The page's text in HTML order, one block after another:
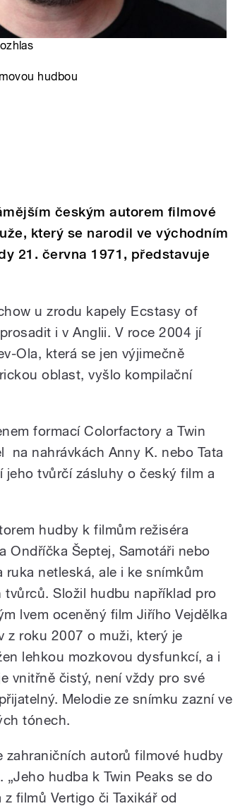
hudbou
českým autorem filmové
který se narodil ve východním
21. června 1971, představuje
u zrodu kapely Ecstasy of
i v Anglii. V roce 2004 jí
Ola, která se jen výjimečně
oblast, vyšlo kompilační
formací Colorfactory a Twin
na nahrávkách Anny K. nebo Tata
jeho tvůrčí zásluhy o český film a
hudby k filmům režiséra
Ondříčka Šeptej, Samotáři nebo
ruka netleská, ale i ke snímkům
tvůrců. Složil hudbu například pro
lvem oceněný film Jiřího Vejdělka
z roku 2007 o muži, který je
lehkou mozkovou dysfunkcí, a i
vnitřně čistý, není vždy pro své
Melodie ze snímku zazní ve
tónech.
zahraničních autorů filmové hudby
hudba k Twin Peaks se do
filmů Vertigo či Taxikář od